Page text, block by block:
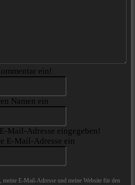
ein!
Namen ein
Mail-Adresse eingegeben!
E-Mail-Adresse ein
meine E-Mail-Adresse und meine Website für den